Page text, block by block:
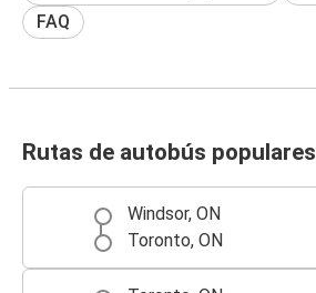
FAQ
Rutas de autobús populares
Windsor, ON
Toronto, ON